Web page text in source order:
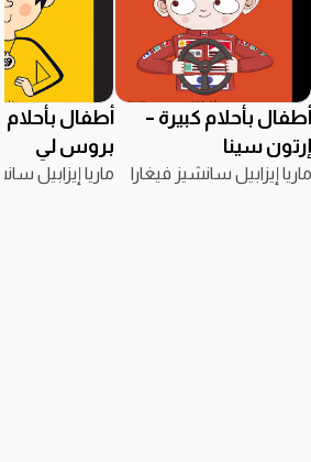
أطفال بأحلام كبيرة –
إرتون سينا
ماريا إيزابيل سانشيز فيغارا
أطفال بأحلام
بروس لي
ماريا إيزابيل